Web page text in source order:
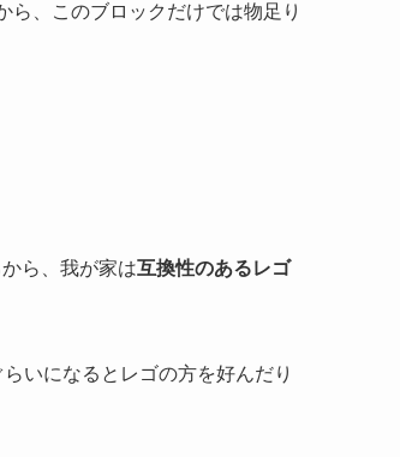
、このブロックだけでは物足り
ら、我が家は互換性のあるレゴ
いになるとレゴの方を好んだり